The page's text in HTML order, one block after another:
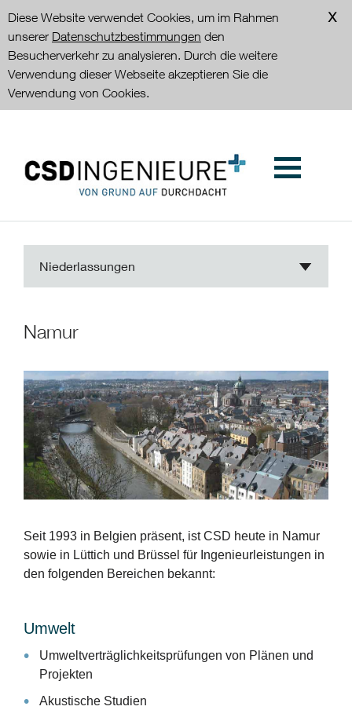
Diese Website verwendet Cookies, um im Rahmen
unserer Datenschutzbestimmungen den
Besucherverkehr zu analysieren. Durch die weitere
Verwendung dieser Webseite akzeptieren Sie die
Verwendung von Cookies.
Niederlassungen
Namur
Seit 1993 in Belgien präsent, ist CSD heute in Namur
sowie in Lüttich und Brüssel für Ingenieurleistungen in
den folgenden Bereichen bekannt:
Umwelt
Umweltverträglichkeitsprüfungen von Plänen und
Projekten
Akustische Studien